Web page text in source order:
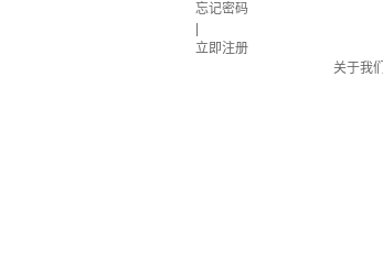
忘记密码
立即注册
关于我们